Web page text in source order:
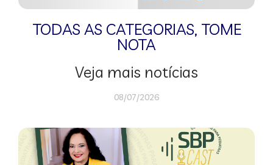
TODAS AS CATEGORIAS, TOME
NOTA
Veja mais notícias
08/07/2026